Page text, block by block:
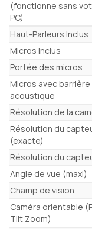
(fonctionne sans
PC)
Haut-Parleurs Inclus
Micros Inclus
Portée des micros
Micros avec barrière
acoustique
Résolution de la
Résolution du
(exacte)
Résolution du
Angle de vue (maxi)
Champ de vision
Caméra orientable
Tilt Zoom)